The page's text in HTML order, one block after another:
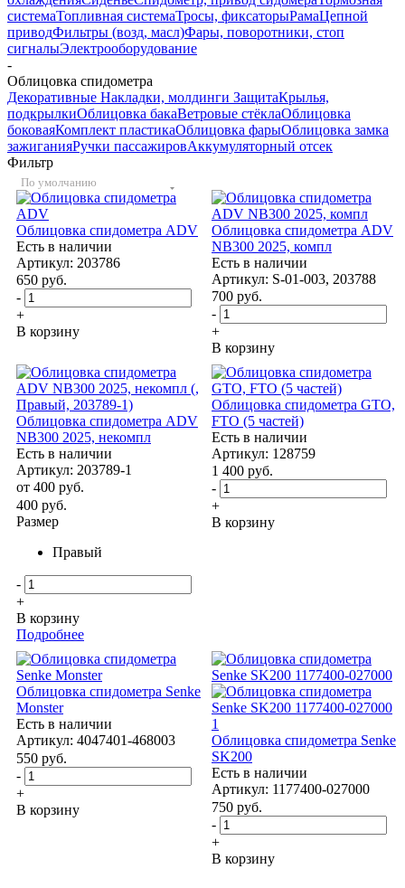
системаТопливная системаТросы, фиксаторыРамаЦепной
приводФильтры (возд, масл)Фары, поворотники, стоп
сигналыЭлектрооборудование
-
Облицовка спидометра
Декоративные Накладки, молдинги ЗащитаКрылья,
подкрылкиОблицовка бакаВетровые стёклаОблицовка
боковаяКомплект пластикаОблицовка фарыОблицовка замка
зажиганияРучки пассажировАккумуляторный отсек
Фильтр
По умолчанию
Облицовка спидометра ADV
Есть в наличии
Артикул: 203786
650 руб.
-
+
В корзину
Облицовка спидометра ADV
NB300 2025, компл
Есть в наличии
Артикул: S-01-003, 203788
700 руб.
-
+
В корзину
Облицовка спидометра ADV
NB300 2025, некомпл
Есть в наличии
Артикул: 203789-1
от 400 руб.
400 руб.
Размер
Правый
-
+
В корзину
Подробнее
Облицовка спидометра GTO,
FTO (5 частей)
Есть в наличии
Артикул: 128759
1 400 руб.
-
+
В корзину
Облицовка спидометра Senke
Monster
Есть в наличии
Артикул: 4047401-468003
550 руб.
-
+
В корзину
Облицовка спидометра Senke
SK200
Есть в наличии
Артикул: 1177400-027000
750 руб.
-
+
В корзину